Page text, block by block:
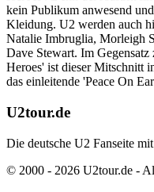
kein Publikum anwesend
Kleidung. U2 werden auch
Natalie Imbruglia, Morleigh
Dave Stewart. Im
Heroes' ist dieser Mitschnitt
das einleitende 'Peace On
U2tour.de
Die deutsche U2 Fanseite
© 2000 - 2026 U2tour.de -